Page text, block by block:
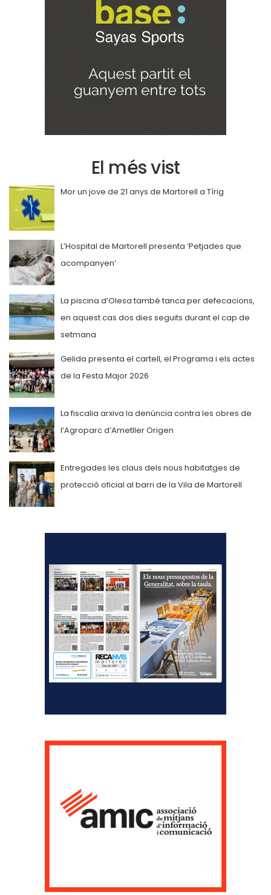
El més vist
Mor un jove de 21 anys de Martorell a Tírig
L’Hospital de Martorell presenta ‘Petjades que
acompanyen’
La piscina d’Olesa també tanca per defecacions,
en aquest cas dos dies seguits durant el cap de
setmana
Gelida presenta el cartell, el Programa i els actes
de la Festa Major 2026
La fiscalia arxiva la denúncia contra les obres de
l’Agroparc d’Ametller Origen
Entregades les claus dels nous habitatges de
protecció oficial al barri de la Vila de Martorell